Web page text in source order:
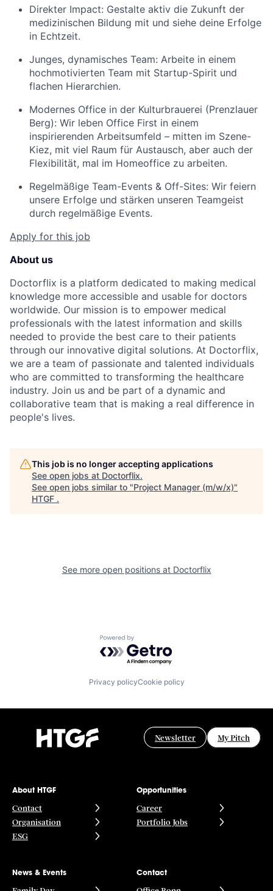
Direkter Impact: Gestalte aktiv die Zukunft der
medizinischen Bildung mit und siehe deine Erfolge
in Echtzeit.
Junges, dynamisches Team: Arbeite in einem
hochmotivierten Team mit Startup-Spirit und
flachen Hierarchien.
Modernes Office in der Kulturbrauerei (Prenzlauer
Berg): Wir leben Office First in einem
inspirierenden Arbeitsumfeld – mitten im Szene-
Kiez, mit viel Raum für Austausch, aber auch der
Flexibilität, mal im Homeoffice zu arbeiten.
Regelmäßige Team-Events & Off-Sites: Wir feiern
unsere Erfolge und stärken unseren Teamgeist
durch regelmäßige Events.
Apply for this job
About us
Doctorflix is a platform dedicated to making medical
knowledge more accessible and usable for doctors
worldwide. Our mission is to empower medical
professionals with the latest information and skills
needed to provide the best care to their patients
through our innovative digital solutions. At Doctorflix,
we are a team of passionate and talented individuals
who are committed to transforming the healthcare
industry. Join us and be part of a dynamic and
collaborative team that is making a real difference in
people's lives.
This job is no longer accepting applications
See open jobs at Doctorflix.
See open jobs similar to "Project Manager (m/w/x)"
HTGF .
See more open positions at Doctorflix
Powered by Getro.com
Privacy policyCookie policy
Newsletter My Pitch
About HTGF
Contact
Organisation
ESG
Opportunities
Career
Portfolio Jobs
News & Events Contact